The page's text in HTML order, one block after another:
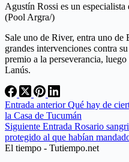
Agustín Rossi es un
(Pool Argra/)
Sale uno de River, entra uno de
grandes intervenciones contra
premio a la perseverancia,
Lanús.
Entrada anteriorQué hay de
la Casa de Tucumán
Siguiente Entrada Rosario
protegido al que habían
El tiempo - Tutiempo.net